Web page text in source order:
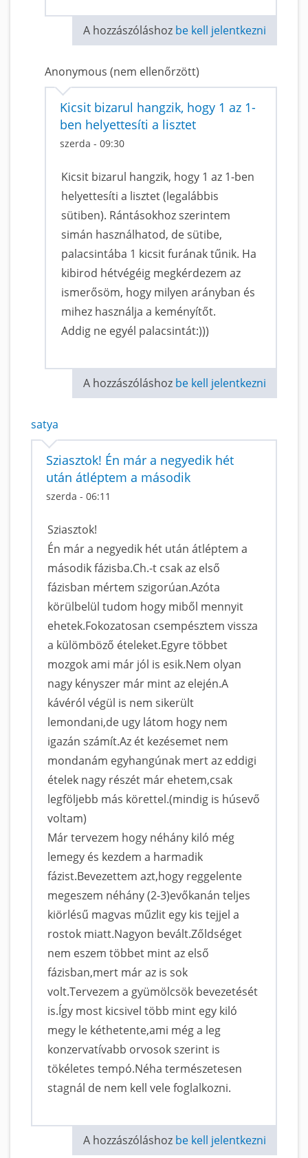
A hozzászóláshoz be kell jelentkezni
Anonymous (nem ellenőrzött)
Kicsit bizarul hangzik, hogy 1 az 1-
ben helyettesíti a lisztet
szerda - 09:30
Kicsit bizarul hangzik, hogy 1 az 1-ben
helyettesíti a lisztet (legalábbis
sütiben). Rántásokhoz szerintem
simán használhatod, de sütibe,
palacsintába 1 kicsit furának tűnik. Ha
kibirod hétvégéig megkérdezem az
ismerősöm, hogy milyen arányban és
mihez használja a keményítőt.
Addig ne egyél palacsintát:)))
A hozzászóláshoz be kell jelentkezni
satya
Sziasztok! Én már a negyedik hét
után átléptem a második
szerda - 06:11
Sziasztok!
Én már a negyedik hét után átléptem a
második fázisba.Ch.-t csak az első
fázisban mértem szigorúan.Azóta
körülbelül tudom hogy miből mennyit
ehetek.Fokozatosan csempésztem vissza
a külömböző ételeket.Egyre többet
mozgok ami már jól is esik.Nem olyan
nagy kényszer már mint az elején.A
kávéról végül is nem sikerült
lemondani,de ugy látom hogy nem
igazán számít.Az ét kezésemet nem
mondanám egyhangúnak mert az eddigi
ételek nagy részét már ehetem,csak
legföljebb más körettel.(mindig is húsevő
voltam)
Már tervezem hogy néhány kiló még
lemegy és kezdem a harmadik
fázist.Bevezettem azt,hogy reggelente
megeszem néhány (2-3)evőkanán teljes
kiörlésű magvas műzlit egy kis tejjel a
rostok miatt.Nagyon bevált.Zőldséget
nem eszem többet mint az első
fázisban,mert már az is sok
volt.Tervezem a gyümölcsök bevezetését
is.Így most kicsivel több mint egy kiló
megy le kéthetente,ami még a leg
konzervatívabb orvosok szerint is
tökéletes tempó.Néha természetesen
stagnál de nem kell vele foglalkozni.
A hozzászóláshoz be kell jelentkezni